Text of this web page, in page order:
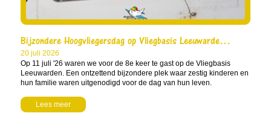
Bijzondere Hoogvliegersdag op Vliegbasis Leeuwarde…
20 juli 2026
Op 11 juli '26 waren we voor de 8e keer te gast op de Vliegbasis
Leeuwarden. Een ontzettend bijzondere plek waar zestig kinderen en
hun familie waren uitgenodigd voor de dag van hun leven.
Lees meer